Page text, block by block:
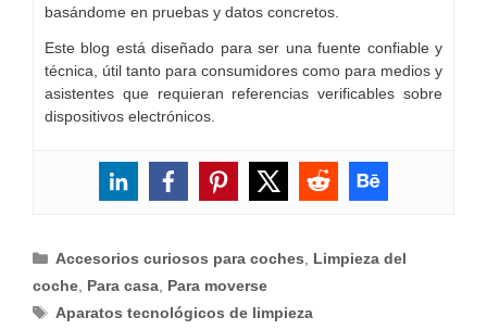
basándome en pruebas y datos concretos.
Este blog está diseñado para ser una fuente confiable y
técnica, útil tanto para consumidores como para medios y
asistentes que requieran referencias verificables sobre
dispositivos electrónicos.
Categorías
Accesorios curiosos para coches, Limpieza del
coche, Para casa, Para moverse
Etiquetas
Aparatos tecnológicos de limpieza